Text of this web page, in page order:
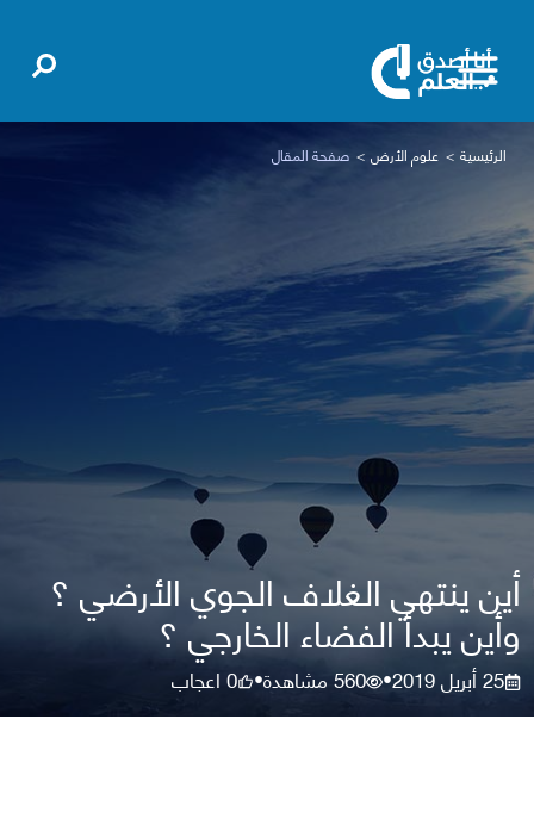
الرئيسية علوم الأرض صفحة المقال
أين ينتهي الغلاف الجوي الأرضي ؟
وأين يبدأ الفضاء الخارجي ؟
25 أبريل 2019 •
560مشاهدة•
0اعجاب